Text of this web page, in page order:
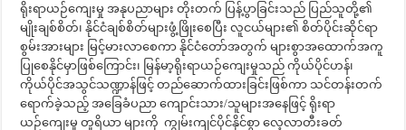
ရိုးရာယဉ်ကျေးမှု အနုပညာများ တိုးတက် ပြန့်ပွာခြင်းသည် ပြည်သူတို့၏
မျိုးချစ်စိတ်၊ နိုင်ငံချစ်စိတ်များဖွံ့ဖြိုးစေပြီး လူငယ်များ၏ စိတ်ပိုင်းဆိုင်ရာ
စွမ်းအားများ မြင့်မားလာစေကာ နိုင်ငံတော်အတွက် များစွာအထောက်အကူ
ပြုစေနိုင်မှာဖြစ်ကြောင်း၊ မြန်မာ့ရိုးရာယဉ်ကျေးမှုသည် ကိုယ်ပိုင်ဟန်၊
ကိုယ်ပိုင်အသွင်သဏ္ဍာန်ဖြင့် တည်ဆောက်ထားခြင်းဖြစ်ကာ သင်တန်းတက်
ရောက်ခဲ့သည့် အခြေခံပညာ ကျောင်းသား/သူများအနေဖြင့် ရိုးရာ
ယဉ်ကျေးမှု တူရိယာ များကို ကျွမ်းကျင်ပိုင်နိုင်စွာ လေ့လာတီးခတ်